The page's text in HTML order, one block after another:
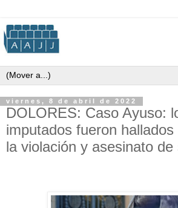
viernes, 8 de abril de 2022
DOLORES: Caso Ayuso:
imputados fueron
la violación y asesinato de